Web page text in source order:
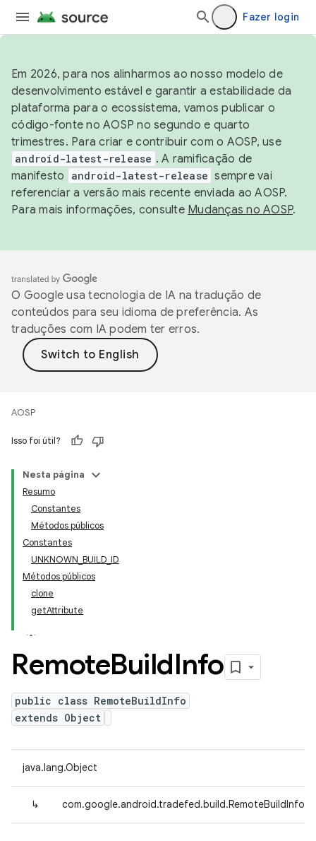
Fazer login
Em 2026, para nos alinharmos ao nosso modelo de
desenvolvimento estável e garantir a estabilidade da
plataforma para o ecossistema, vamos publicar o
código-fonte no AOSP no segundo e quarto
trimestres. Para criar e contribuir com o AOSP, use
android-latest-release . A ramificação de
manifesto
android-latest-release sempre vai
referenciar a versão mais recente enviada ao AOSP.
Para mais informações, consulte Mudanças no AOSP.
O Google usa tecnologia de IA na tradução de
conteúdos para seu idioma de preferência. As
traduções com IA podem ter erros.
AOSP
Isso foi útil?
Nesta página
Resumo
Constantes
Métodos públicos
Constantes
UNKNOWN_BUILD_ID
Métodos públicos
clone
getAttribute
RemoteBuildInfo
public class RemoteBuildInfo
extends Object
java.lang.Object
↳ com.google.android.tradefed.build.RemoteBuildInfo